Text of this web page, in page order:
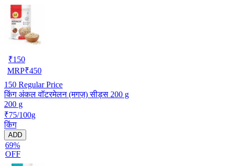
₹150
MRP₹450
150 Regular Price
किंग अंकल वॉटरमेलन (मगज़) सीड्स 200 g
200 g
₹75/100g
किंग
ADD
69%
OFF